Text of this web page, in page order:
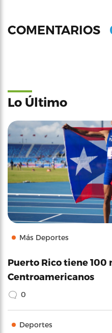
COMENTARIOS
Lo Último
Más Deportes
Puerto Rico tiene 100
Centroamericanos
0
Deportes